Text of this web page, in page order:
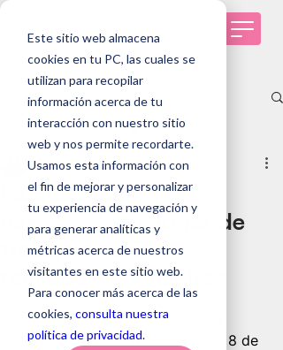
Este sitio web almacena
cookies en tu PC, las cuales se
utilizan para recopilar
información acerca de tu
interacción con nuestro sitio
web y nos permite recordarte.
Usamos esta información con
el fin de mejorar y personalizar
tu experiencia de navegación y
para generar analíticas y
métricas acerca de nuestros
visitantes en este sitio web.
Para conocer más acerca de las
cookies, consulta nuestra
política de privacidad.
Entrada
Todas las entradas
Tendencias de RRHH
Selección de personas
Genomawork
Casos de éxito
Lo que quieren las
mujeres de un lugar de
trabajo en 2026:
realidades y desafíos
5 mar 6 min de lectura
Actualizado:5 mar
El Día Internacional de la Mujer
2026, que se conmemora cada 8 de